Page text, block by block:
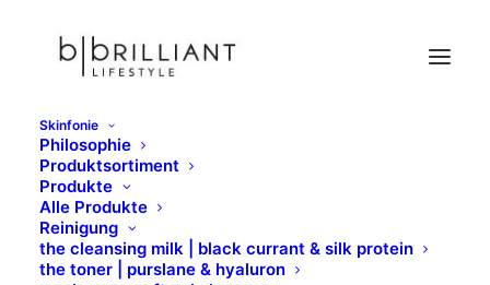
Skinfonie
Philosophie
Produktsortiment
Produkte
Alle Produkte
Reinigung
the cleansing milk | black currant & silk protein
the toner | purslane & hyaluron
NeedlingPen